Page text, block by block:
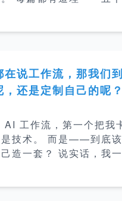
及我们实际在做的事
Talos 的系统，算是目
生产级 Loop
，Loop Engineering
有两个终点。 第一个
够强
在说工作流，那我们
，还是定制自己的呢？
AI 工作流，第一个把我
技术。 而是——到底该
造一套？ 说实话，我